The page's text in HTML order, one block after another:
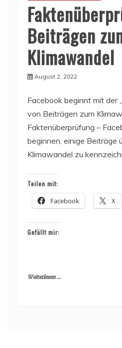
Beiträgen
Klimawandel
August 2, 2022
Facebook beginnt mit der
von Beiträgen zum
Faktenüberprüfung –
beginnen, einige Beiträge
Klimawandel zu
Teilen mit:
Facebook X
Gefällt mir:
Weiterlesen ...